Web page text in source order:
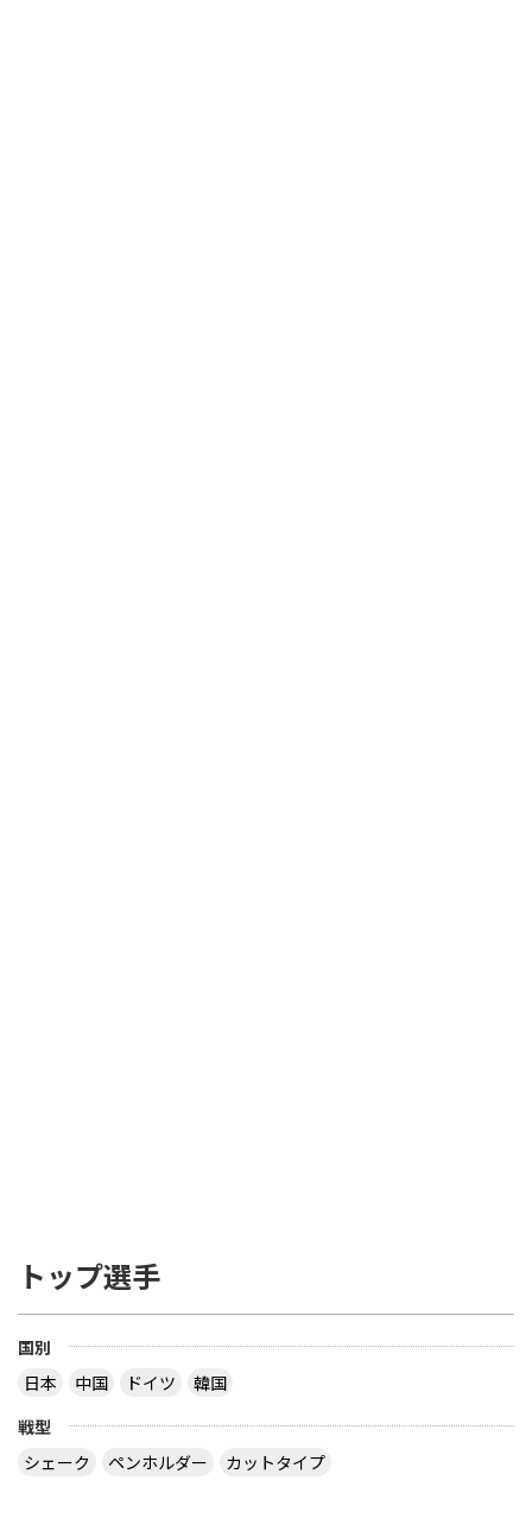
トップ選手
国別
日本
中国 ドイツ
韓国
戦型
シェーク
ペンホルダー カットタイプ